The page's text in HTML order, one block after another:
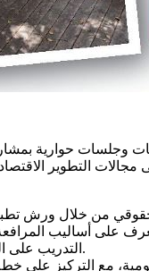
وجلسات حوارية
مجالات التطوير
لآليات المرافعة والعمل
على أساليب
التدريب على المرافعة الإعلامية عبر الأدوات التقليدية والرقمية.